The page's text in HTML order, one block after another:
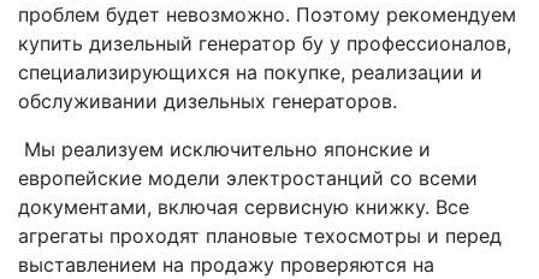
проблем будет невозможно. Поэтому рекомендуем
купить дизельный генератор бу у профессионалов,
специализирующихся на покупке, реализации и
обслуживании дизельных генераторов.
Мы реализуем исключительно японские и
европейские модели электростанций со всеми
документами, включая сервисную книжку. Все
агрегаты проходят плановые техосмотры и перед
выставлением на продажу проверяются на